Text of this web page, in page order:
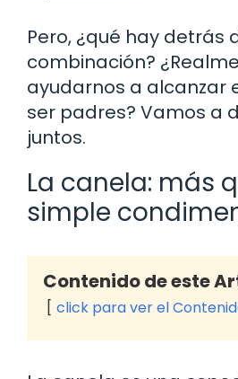
Pero, ¿qué hay detrás
combinación?
ayudarnos a alcanzar
ser padres? Vamos a
juntos.
La canela: más
simple
Contenido de este
click para ver el